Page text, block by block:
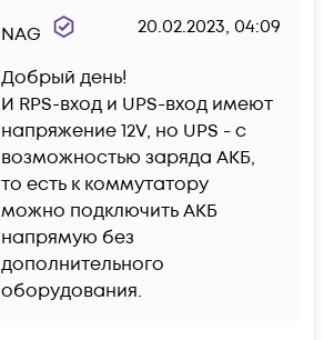
NAG 20.02.2023, 04:09
Добрый день!
И RPS-вход и UPS-вход имеют
напряжение 12V, но UPS - с
возможностью заряда АКБ,
то есть к коммутатору
можно подключить АКБ
напрямую без
дополнительного
оборудования.